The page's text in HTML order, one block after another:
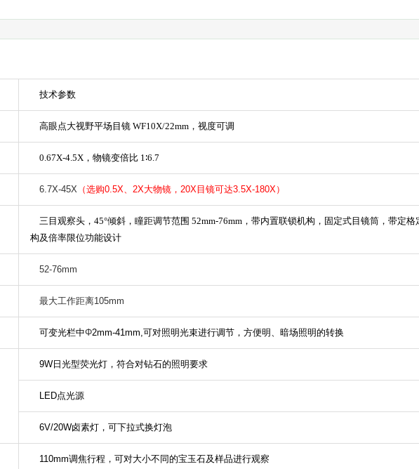
技术参数
高眼点大视野平场目镜 WF10X/22mm ，视度可调
0.67X-4.5X ，物镜变倍比 1∶6.7
6.7X-45X （选购0.5X、 2X大物镜， 20X目镜可达3.5X-180X）
三目观察头， 45°倾斜，瞳距调节范围 52mm-76mm ，带内置联锁机构，固定式目镜筒，带定格
构及倍率限位功能设计
52-76mm
最大工作距离105mm
可变光栏中Φ2mm-41mm,可对照明光束进行调节，方便明、暗场照明的转换
9W 日光型荧光灯，符合对钻石的照明要求
LED点光源
6V/20W卤素灯，可下拉式换灯泡
110mm调焦行程，可对大小不同的宝玉石及样品进行观察